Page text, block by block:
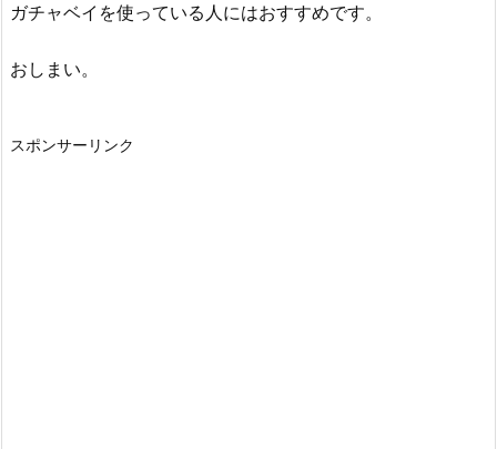
ガチャベイを使っている人にはおすすめです。
おしまい。
スポンサーリンク